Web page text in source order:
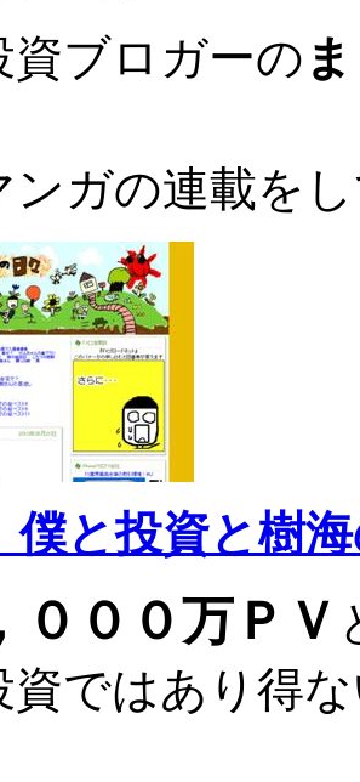
資ブロガーの
ンガの連載を
と投資と樹海
０００万ＰＶ
資ではあり得